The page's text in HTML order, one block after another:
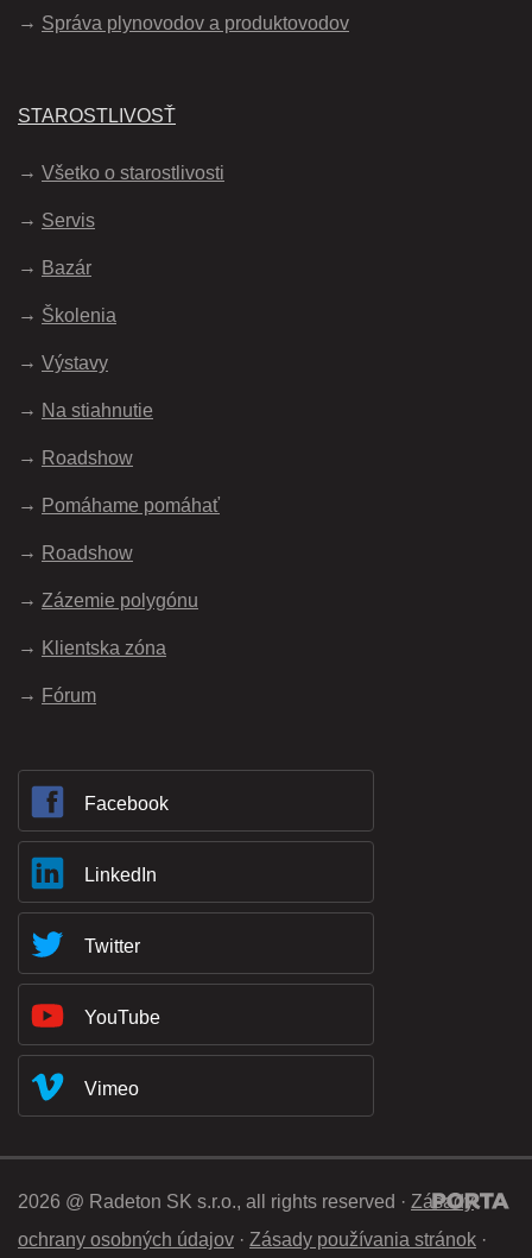
Správa plynovodov a produktovodov
STAROSTLIVOSŤ
Všetko o starostlivosti
Servis
Bazár
Školenia
Výstavy
Na stiahnutie
Roadshow
Pomáhame pomáhať
Roadshow
Zázemie polygónu
Klientska zóna
Fórum
Facebook
LinkedIn
Twitter
YouTube
Vimeo
2026 @ Radeton SK s.r.o., all rights reserved · Zásady
ochrany osobných údajov · Zásady používania stránok ·